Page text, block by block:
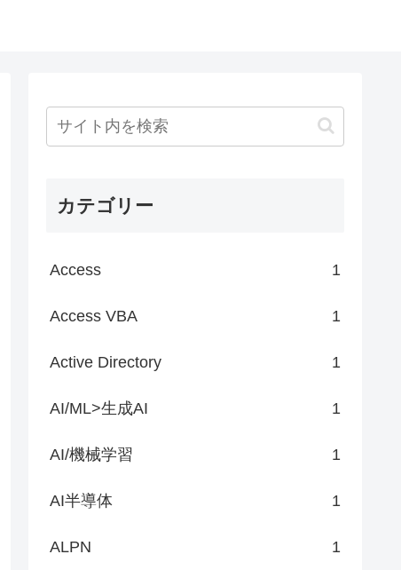
カテゴリー
Access 1
Access VBA 1
Active Directory 1
AI/ML>生成AI 1
AI/機械学習 1
AI半導体 1
ALPN 1